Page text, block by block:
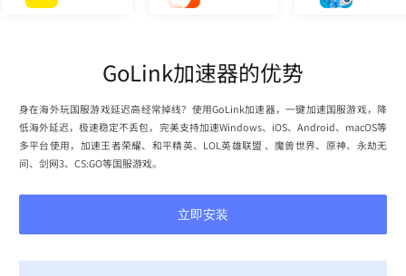
GoLink加速器的优势
身在海外玩国服游戏延迟高经常掉线？使用GoLink加速器，一键加速国服游戏，降
低海外延迟，极速稳定不丢包，完美支持加速Windows、iOS、Android、macOS等
多平台使用，加速王者荣耀、和平精英、LOL英雄联盟 、魔兽世界、原神、永劫无
间、剑网3、CS:GO等国服游戏。
立即安装